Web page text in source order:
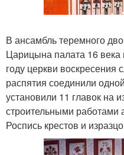
В ансамбль теремного
Царицына палата 16
году церкви воскресения
распятия соединили
установили 11 главок на
строительными работами
Роспись крестов и